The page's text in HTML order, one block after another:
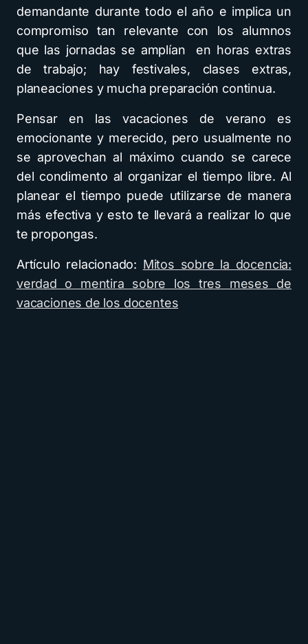
demandante durante todo el año e implica un
compromiso tan relevante con los alumnos
que las jornadas se amplían en horas extras
de trabajo; hay festivales, clases extras,
planeaciones y mucha preparación continua.
Pensar en las vacaciones de verano es
emocionante y merecido, pero usualmente no
se aprovechan al máximo cuando se carece
del condimento al organizar el tiempo libre. Al
planear el tiempo puede utilizarse de manera
más efectiva y esto te llevará a realizar lo que
te propongas.
Artículo relacionado: Mitos sobre la docencia:
verdad o mentira sobre los tres meses de
vacaciones de los docentes